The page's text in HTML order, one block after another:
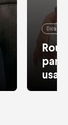
Dicas de
para
usar